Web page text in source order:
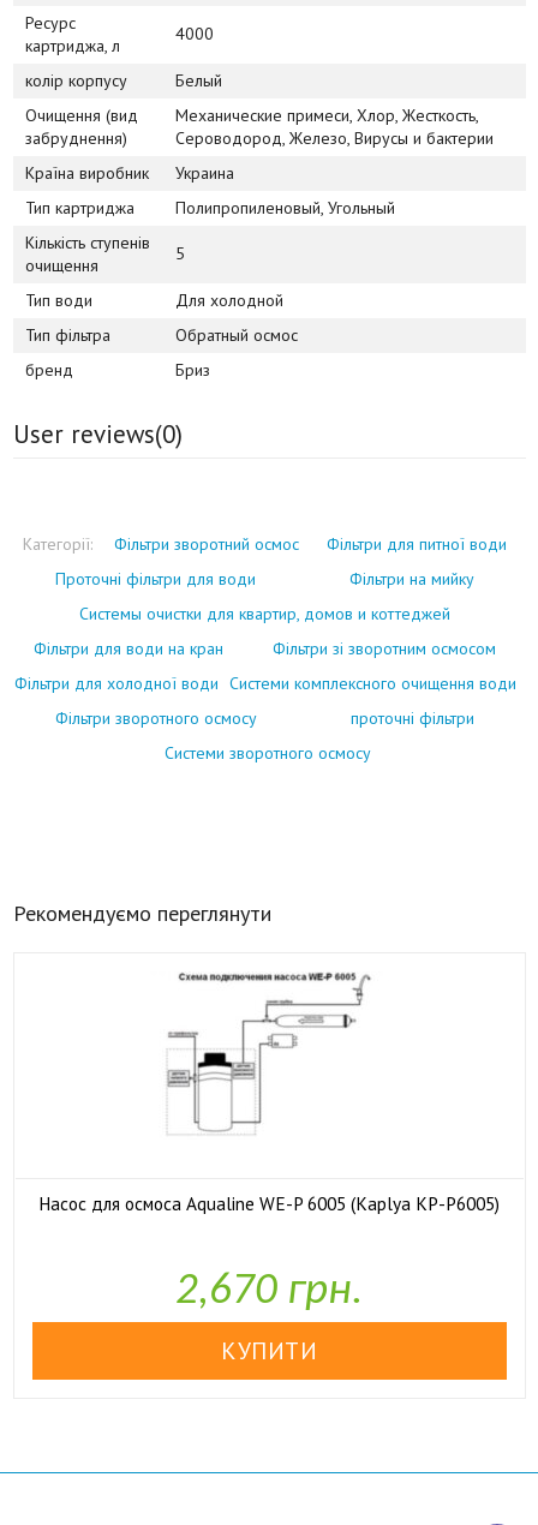
Ресурс
картриджа, л
4000
колір корпусу
Белый
Очищення (вид
забруднення)
Механические примеси, Хлор, Жесткость,
Сероводород, Железо, Вирусы и бактерии
Країна виробник
Украина
Тип картриджа
Полипропиленовый, Угольный
Кількість ступенів
очищення
5
Тип води
Для холодной
Тип фільтра
Обратный осмос
бренд
Бриз
User reviews(0)
Категорії: Фільтри зворотний осмос
Фільтри для питної води
Проточні фільтри для води
Фільтри на мийку
Системы очистки для квартир, домов и коттеджей
Фільтри для води на кран
Фільтри зі зворотним осмосом
Фільтри для холодної води Системи комплексного очищення води
Фільтри зворотного осмосу
проточні фільтри
Системи зворотного осмосу
Рекомендуємо переглянути
Насос для осмоса Aqualine WE-P 6005 (Kaplya KP-P6005)
2,670 грн.